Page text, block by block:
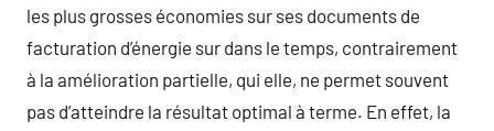
les plus grosses économies sur ses documents de
facturation d’énergie sur dans le temps, contrairement
à la amélioration partielle, qui elle, ne permet souvent
pas d’atteindre la résultat optimal à terme. En effet, la